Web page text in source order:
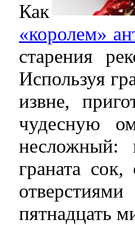
Как
«королем»
старения
Используя
извне,
чудесную
несложный:
граната
пятнадцать